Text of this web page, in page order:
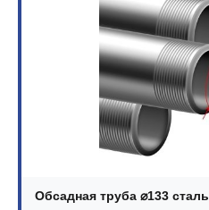
Обсадная труба ⌀133 сталь